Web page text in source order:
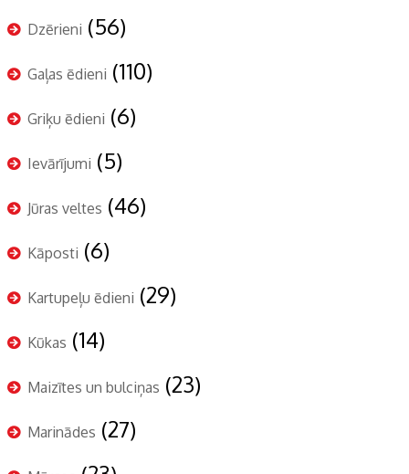
Dzērieni (56)
Gaļas ēdieni (110)
Griķu ēdieni (6)
Ievārījumi (5)
Jūras veltes (46)
Kāposti (6)
Kartupeļu ēdieni (29)
Kūkas (14)
Maizītes un bulciņas (23)
Marinādes (27)